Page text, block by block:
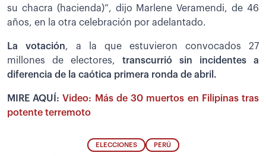
su chacra (hacienda)”, dijo Marlene Veramendi, de 46
años, en la otra celebración por adelantado.
La votación, a la que estuvieron convocados 27
millones de electores, transcurrió sin incidentes a
diferencia de la caótica primera ronda de abril.
MIRE AQUÍ:Video: Más de 30 muertos en Filipinas tras
potente terremoto
ELECCIONES PERÚ